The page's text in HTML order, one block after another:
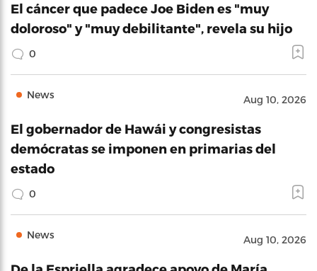
El cáncer que padece Joe Biden es "muy
doloroso" y "muy debilitante", revela su hijo
0
News Aug 10, 2026
El gobernador de Hawái y congresistas
demócratas se imponen en primarias del
estado
0
News Aug 10, 2026